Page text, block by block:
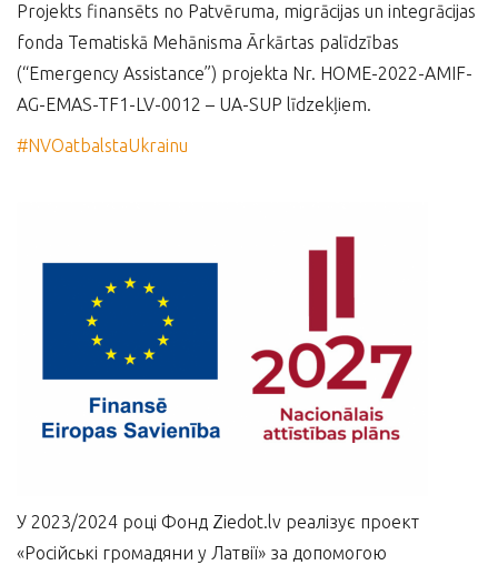
Projekts finansēts no Patvēruma, migrācijas un integrācijas
fonda Tematiskā Mehānisma Ārkārtas palīdzības
(“Emergency Assistance”) projekta Nr. HOME-2022-AMIF-
AG-EMAS-TF1-LV-0012 – UA-SUP līdzekļiem.
#NVOatbalstaUkrainu
У 2023/2024 році Фонд Ziedot.lv реалізує проект
«Російські громадяни у Латвії» за допомогою